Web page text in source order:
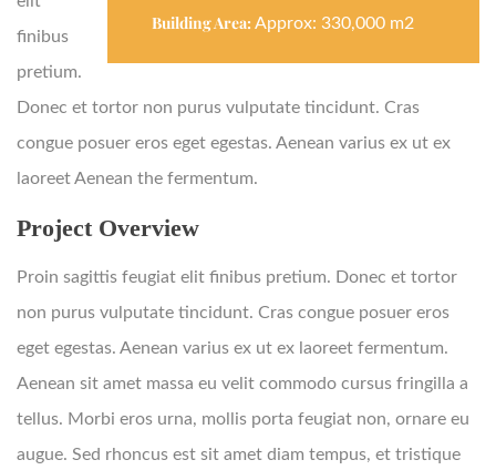
Building Area: Approx: 330,000 m2
finibus
pretium.
Donec et tortor non purus vulputate tincidunt. Cras
congue posuer eros eget egestas. Aenean varius ex ut ex
laoreet Aenean the fermentum.
Project Overview
Proin sagittis feugiat elit finibus pretium. Donec et tortor
non purus vulputate tincidunt. Cras congue posuer eros
eget egestas. Aenean varius ex ut ex laoreet fermentum.
Aenean sit amet massa eu velit commodo cursus fringilla a
tellus. Morbi eros urna, mollis porta feugiat non, ornare eu
augue. Sed rhoncus est sit amet diam tempus, et tristique